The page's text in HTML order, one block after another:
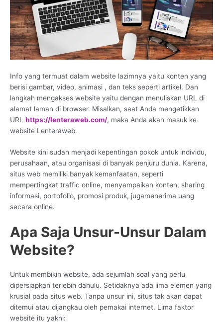
Info yang termuat dalam website lazimnya yaitu konten yang
berisi gambar, video, animasi , dan teks seperti artikel. Dan
langkah mengakses website yaitu dengan menuliskan URL di
alamat laman di browser. Misalkan, saat Anda mengetikkan
URL https://lenteraweb.com/, maka Anda akan masuk ke
website Lenteraweb.
Website kini sudah menjadi kepentingan pokok untuk individu,
perusahaan, atau organisasi di banyak penjuru dunia. Karena,
situs web memiliki banyak kemanfaatan, seperti
mempertingkat traffic online, menyampaikan konten, sharing
informasi, portofolio, promosi produk, jugamenerima uang
secara online.
Apa Saja Unsur-Unsur Dalam
Website?
Untuk membikin website, ada sejumlah soal yang perlu
dipersiapkan terlebih dahulu. Setidaknya ada lima elemen yang
krusial pada situs web. Tanpa unsur ini, situs tak akan dapat
ditemui atau dijangkau oleh pemakai internet. Lima faktor
website itu yakni: